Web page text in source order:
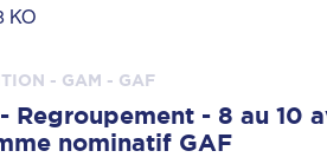
KO
- GAM - GAF
Regroupement - 8 au 10
nominatif GAF